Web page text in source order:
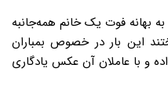
بهانه فوت یک خانم همه‌جانبه
این بار در خصوص بمباران
و با عاملان آن عکس یادگاری